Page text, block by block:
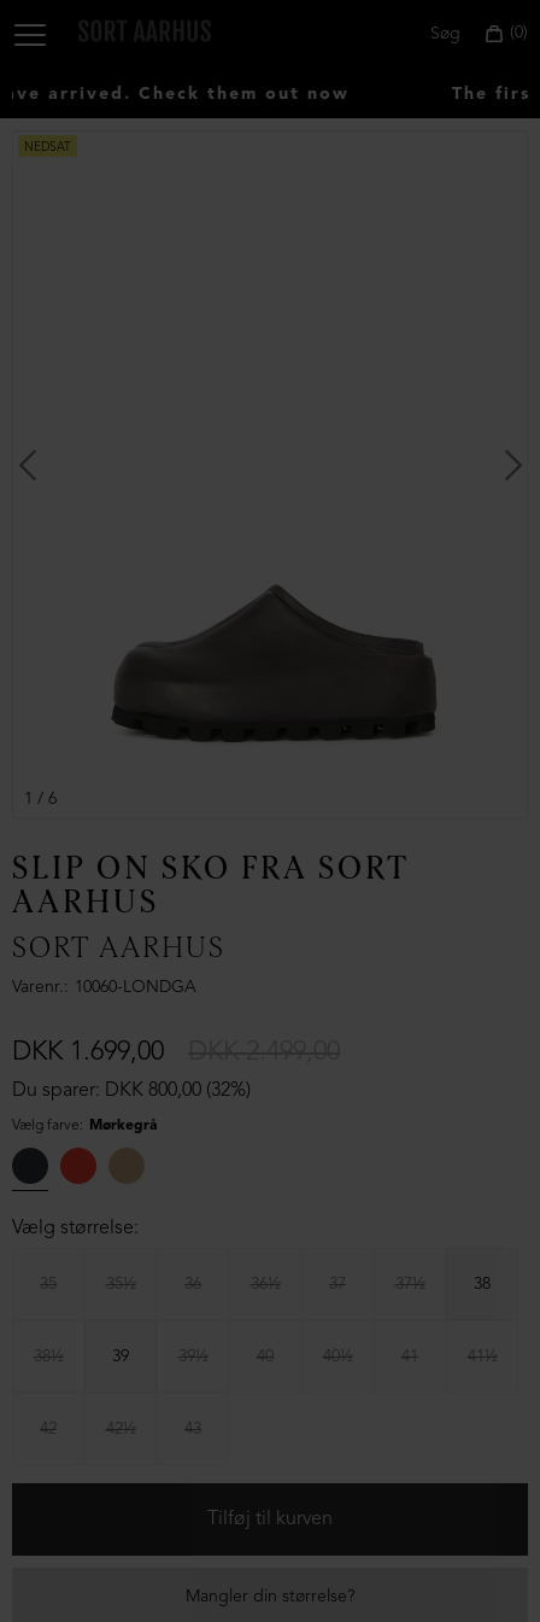
0
Søg
arrived. Check them out now The first
NEDSAT
1 / 6
SLIP ON SKO FRA SORT
AARHUS
SORT AARHUS
Varenr. 10060-LONDGA
Du sparer: DKK 800,00 (32%)
DKK 1.699,00
Vælg farve: Mørkegrå
Vælg størrelse:
35 35½ 36 36½ 37 37½ 38
38½ 39 39½ 40 40½ 41 41½
42 42½ 43
Mangler din størrelse?